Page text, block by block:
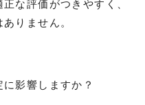
な評価がつきやすく、
りません。
影響しますか？